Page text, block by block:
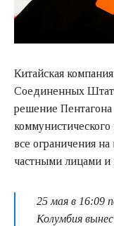
Китайская
Соединенных
решение Пентагона
все ограничения
частными лицами и
25 мая в 16:09
Колумбия